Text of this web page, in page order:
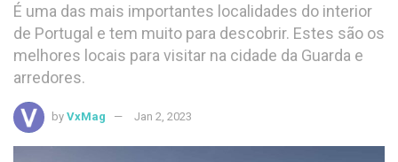
É uma das mais importantes localidades do interior
de Portugal e tem muito para descobrir. Estes são os
melhores locais para visitar na cidade da Guarda e
arredores.
by VxMag Jan 2, 2023